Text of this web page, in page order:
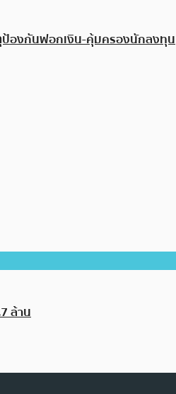
ป้องกันฟอกเงิน-คุ้มครองนักลงทุน
ล้าน